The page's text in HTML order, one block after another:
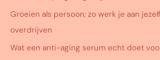
Groeien als persoon: zo werk je aan
overdrijven
Wat een anti-aging serum echt doet